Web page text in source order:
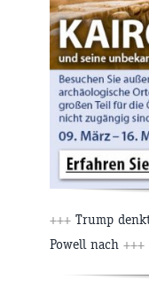
+++ Trump
Powell nach +++